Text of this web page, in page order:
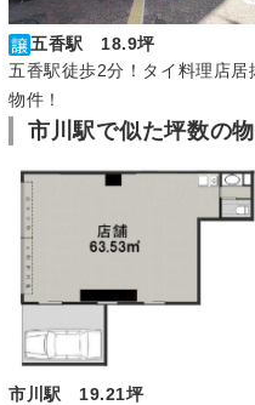
五香駅 18.9坪
五香駅徒歩2分！タイ料理店居
物件！
市川駅で似た坪数の
市川駅 19.21坪